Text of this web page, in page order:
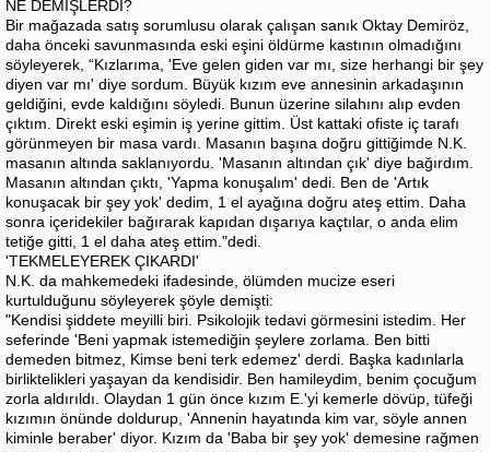
NE DEMİŞLERDİ?
Bir mağazada satış sorumlusu olarak çalışan sanık Oktay Demiröz,
daha önceki savunmasında eski eşini öldürme kastının olmadığını
söyleyerek, “Kızlarıma, 'Eve gelen giden var mı, size herhangi bir şey
diyen var mı' diye sordum. Büyük kızım eve annesinin arkadaşının
geldiğini, evde kaldığını söyledi. Bunun üzerine silahını alıp evden
çıktım. Direkt eski eşimin iş yerine gittim. Üst kattaki ofiste iç tarafı
görünmeyen bir masa vardı. Masanın başına doğru gittiğimde N.K.
masanın altında saklanıyordu. 'Masanın altından çık' diye bağırdım.
Masanın altından çıktı, 'Yapma konuşalım' dedi. Ben de 'Artık
konuşacak bir şey yok' dedim, 1 el ayağına doğru ateş ettim. Daha
sonra içeridekiler bağırarak kapıdan dışarıya kaçtılar, o anda elim
tetiğe gitti, 1 el daha ateş ettim."dedi.
'TEKMELEYEREK ÇIKARDI'
N.K. da mahkemedeki ifadesinde, ölümden mucize eseri
kurtulduğunu söyleyerek şöyle demişti:
"Kendisi şiddete meyilli biri. Psikolojik tedavi görmesini istedim. Her
seferinde 'Beni yapmak istemediğin şeylere zorlama. Ben bitti
demeden bitmez, Kimse beni terk edemez' derdi. Başka kadınlarla
birliktelikleri yaşayan da kendisidir. Ben hamileydim, benim çocuğum
zorla aldırıldı. Olaydan 1 gün önce kızım E.'yi kemerle dövüp, tüfeği
kızımın önünde doldurup, 'Annenin hayatında kim var, söyle annen
kiminle beraber' diyor. Kızım da 'Baba bir şey yok' demesine rağmen